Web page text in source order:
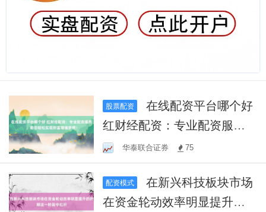
股票配资
在线配资平台哪个好
红财经配资：专业配资服
务，助您轻松实现财富增值
梦想！
华泰联合证券 75
配资模式
在新兴科技板块市场
在资金轮动效率明显提升的